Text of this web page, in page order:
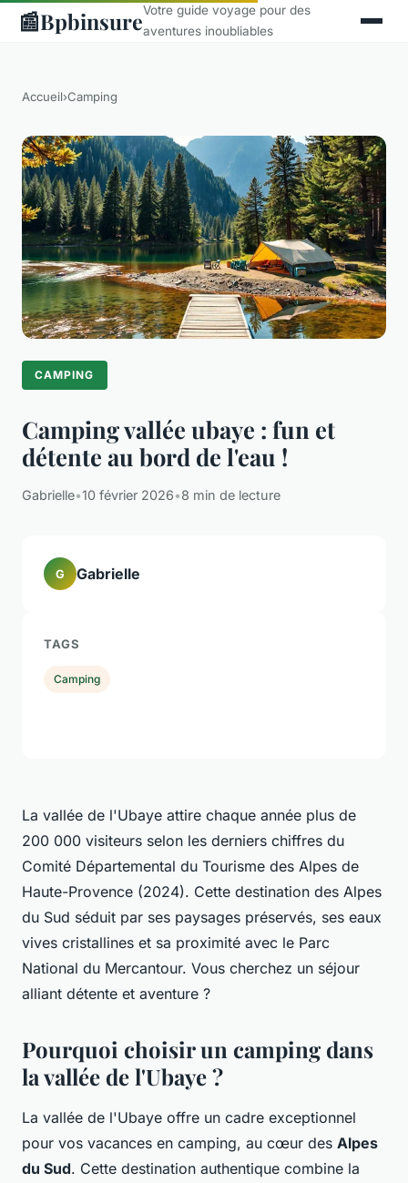
📰BpbinsureVotre guide voyage pour des
aventures inoubliables
Accueil›Camping
CAMPING
Camping vallée ubaye : fun et
détente au bord de l'eau !
Gabrielle•10 février 2026•8 min de lecture
La vallée de l'Ubaye attire chaque année plus de
200 000 visiteurs selon les derniers chiffres du
Comité Départemental du Tourisme des Alpes de
Haute-Provence (2024). Cette destination des Alpes
du Sud séduit par ses paysages préservés, ses eaux
vives cristallines et sa proximité avec le Parc
National du Mercantour. Vous cherchez un séjour
alliant détente et aventure ?
Pourquoi choisir un camping dans
la vallée de l'Ubaye ?
La vallée de l'Ubaye offre un cadre exceptionnel
pour vos vacances en camping, au cœur des Alpes
du Sud. Cette destination authentique combine la
G Gabrielle
TAGS
Camping